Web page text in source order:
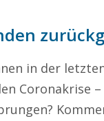
in der
Coronakrise